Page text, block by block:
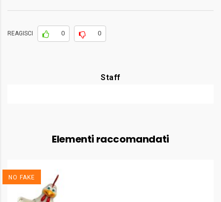
REAGISCI 0 0
Staff
Elementi raccomandati
NO FAKE